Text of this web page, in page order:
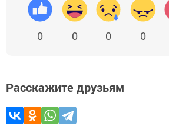
0 0 0 0
Расскажите друзьям